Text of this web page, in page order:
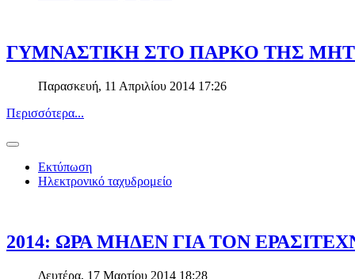
ΓΥΜΝΑΣΤΙΚΗ ΣΤΟ ΠΑΡΚΟ ΤΗΣ
Παρασκευή, 11 Απριλίου 2014 17:26
Περισσότερα...
Εκτύπωση
Ηλεκτρονικό ταχυδρομείο
2014: ΩΡΑ ΜΗΔΕΝ ΓΙΑ ΤΟΝ
Δευτέρα, 17 Μαρτίου 2014 18:28